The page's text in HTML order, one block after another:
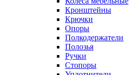
Кронштейны
Крючки
Опоры
Полкодержатели
Полозья
Ручки
Стопоры